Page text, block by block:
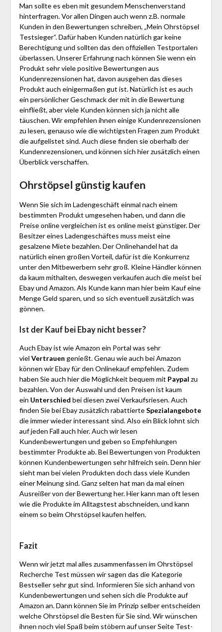
Man sollte es eben mit gesundem Menschenverstand
hinterfragen. Vor allen Dingen auch wenn z.B. normale
Kunden in den Bewertungen schreiben, „Mein Ohrstöpsel
Testsieger“. Dafür haben Kunden natürlich gar keine
Berechtigung und sollten das den offiziellen Testportalen
überlassen. Unserer Erfahrung nach können Sie wenn ein
Produkt sehr viele positive Bewertungen aus
Kundenrezensionen hat, davon ausgehen das dieses
Produkt auch einigermaßen gut ist. Natürlich ist es auch
ein persönlicher Geschmack der mit in die Bewertung
einfließt, aber viele Kunden können sich ja nicht alle
täuschen. Wir empfehlen ihnen einige Kundenrezensionen
zu lesen, genauso wie die wichtigsten Fragen zum Produkt
die aufgelistet sind. Auch diese finden sie oberhalb der
Kundenrezensionen, und können sich hier zusätzlich einen
Überblick verschaffen.
Ohrstöpsel günstig kaufen
Wenn Sie sich im Ladengeschäft einmal nach einem
bestimmten Produkt umgesehen haben, und dann die
Preise online vergleichen ist es online meist günstiger. Der
Besitzer eines Ladengeschäftes muss meist eine
gesalzene Miete bezahlen. Der Onlinehandel hat da
natürlich einen großen Vorteil, dafür ist die Konkurrenz
unter den Mitbewerbern sehr groß. Kleine Händler können
da kaum mithalten, deswegen verkaufen auch die meist bei
Ebay und Amazon. Als Kunde kann man hier beim Kauf eine
Menge Geld sparen, und so sich eventuell zusätzlich was
gönnen.
Ist der Kauf bei Ebay nicht besser?
Auch Ebay ist wie Amazon ein Portal was sehr
viel Vertrauen genießt. Genau wie auch bei Amazon
können wir Ebay für den Onlinekauf empfehlen. Zudem
haben Sie auch hier die Möglichkeit bequem mit Paypal zu
bezahlen. Von der Auswahl und den Preisen ist kaum
ein Unterschied bei diesen zwei Verkaufsriesen. Auch
finden Sie bei Ebay zusätzlich rabattierteSpezialangebote
die immer wieder interessant sind. Also ein Blick lohnt sich
auf jeden Fall auch hier. Auch wir lesen
Kundenbewertungen und geben so Empfehlungen
bestimmter Produkte ab. Bei Bewertungen von Produkten
können Kundenbewertungen sehr hilfreich sein. Denn hier
sieht man bei vielen Produkten doch dass viele Kunden
einer Meinung sind. Ganz selten hat man da mal einen
Ausreißer von der Bewertung her. Hier kann man oft lesen
wie die Produkte im Alltagstest abschneiden, und kann
einem so beim Ohrstöpsel kaufen helfen.
Fazit
Wenn wir jetzt mal alles zusammenfassen im Ohrstöpsel
Recherche Test müssen wir sagen das die Kategorie
Bestseller sehr gut sind. Informieren Sie sich anhand von
Kundenbewertungen und sehen sich die Produkte auf
Amazon an. Dann können Sie im Prinzip selber entscheiden
welche Ohrstöpsel die Besten für Sie sind. Wir wünschen
ihnen noch viel Spaß beim stöbern auf unser Seite Test-